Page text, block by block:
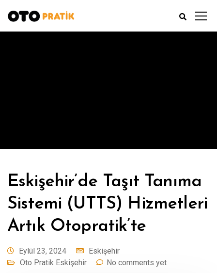
Eskişehir’de Taşıt Tanıma
Sistemi (UTTS) Hizmetleri
Artık Otopratik’te
Eylül 23, 2024
Eskişehir
Oto Pratik Eskişehir
No comments yet